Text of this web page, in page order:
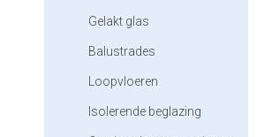
Gelakt glas
Balustrades
Loopvloeren
Isolerende beglazing